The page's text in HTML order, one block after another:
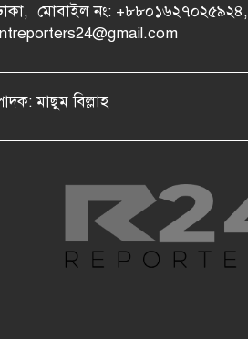
মোবাইল নং:
মাছুম বিল্লাহ